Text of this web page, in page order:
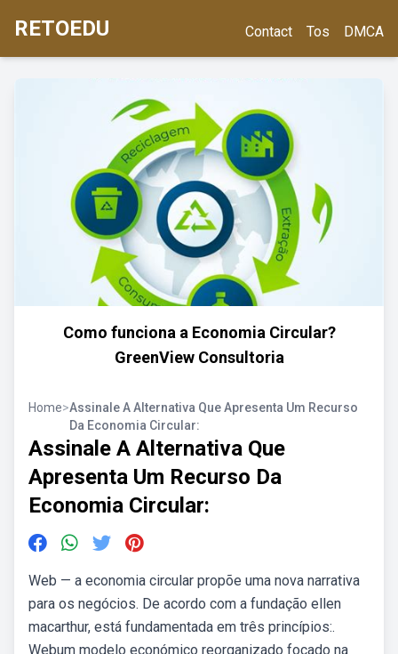
RETOEDU Contact Tos DMCA
Como funciona a Economia Circular?
GreenView Consultoria
Home>Assinale A Alternativa Que Apresenta Um Recurso
Da Economia Circular:
Assinale A Alternativa Que
Apresenta Um Recurso Da
Economia Circular:
Web — a economia circular propõe uma nova narrativa
para os negócios. De acordo com a fundação ellen
macarthur, está fundamentada em três princípios:.
Webum modelo económico reorganizado focado na